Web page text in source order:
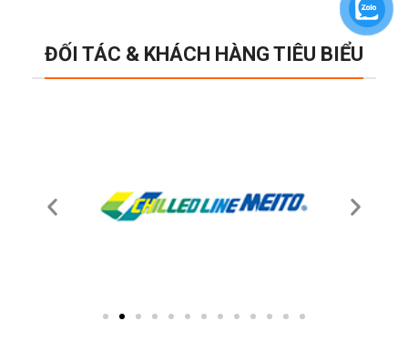
ĐỐI TÁC & KHÁCH HÀNG TIÊU BIỂU